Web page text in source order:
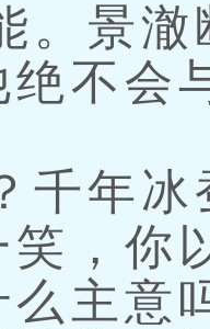
景澈
绝不会
年冰
笑，你
么主意